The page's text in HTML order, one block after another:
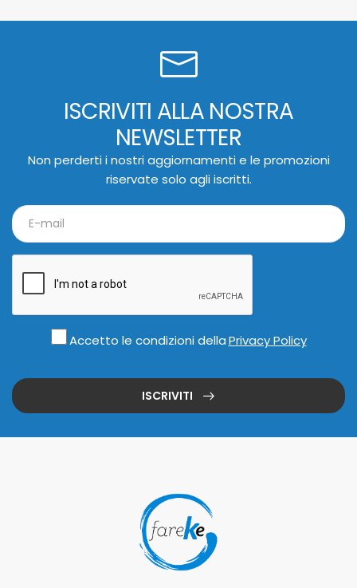
ISCRIVITI ALLA NOSTRA
NEWSLETTER
Non perderti i nostri aggiornamenti e le promozioni
riservate solo agli iscritti.
Accetto le condizioni dellaPrivacy Policy
ISCRIVITI